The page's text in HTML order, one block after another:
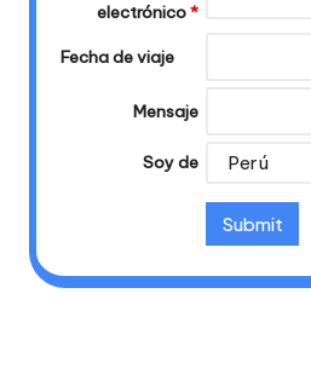
electrónico*
Fecha de viaje
Mensaje
Soy de